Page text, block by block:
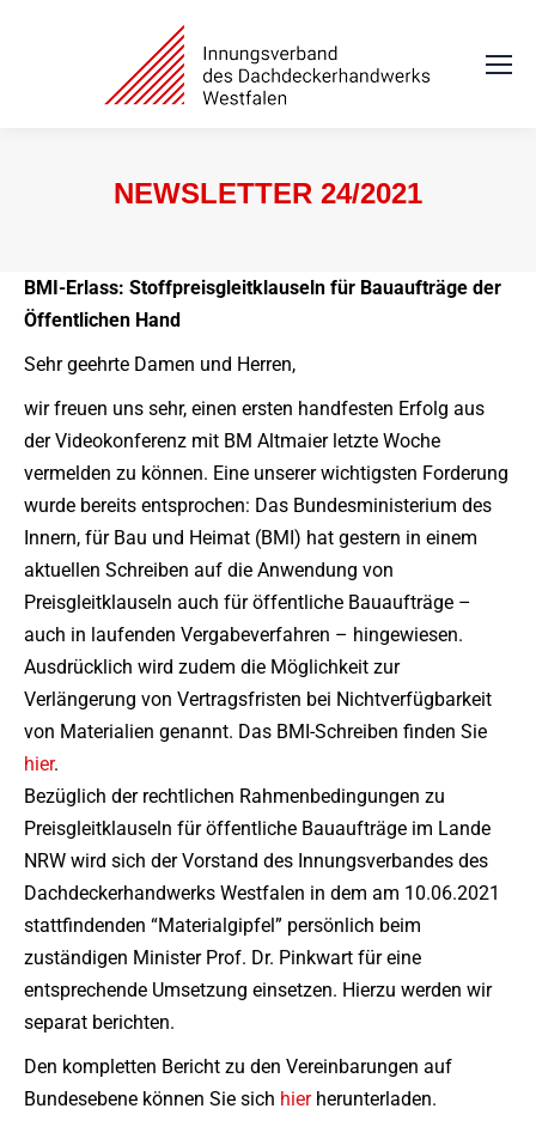
NEWSLETTER 24/2021
BMI-Erlass: Stoffpreisgleitklauseln für Bauaufträge der
Öffentlichen Hand
Sehr geehrte Damen und Herren,
wir freuen uns sehr, einen ersten handfesten Erfolg aus
der Videokonferenz mit BM Altmaier letzte Woche
vermelden zu können. Eine unserer wichtigsten Forderung
wurde bereits entsprochen: Das Bundesministerium des
Innern, für Bau und Heimat (BMI) hat gestern in einem
aktuellen Schreiben auf die Anwendung von
Preisgleitklauseln auch für öffentliche Bauaufträge –
auch in laufenden Vergabeverfahren – hingewiesen.
Ausdrücklich wird zudem die Möglichkeit zur
Verlängerung von Vertragsfristen bei Nichtverfügbarkeit
von Materialien genannt. Das BMI-Schreiben finden Sie
hier.
Bezüglich der rechtlichen Rahmenbedingungen zu
Preisgleitklauseln für öffentliche Bauaufträge im Lande
NRW wird sich der Vorstand des Innungsverbandes des
Dachdeckerhandwerks Westfalen in dem am 10.06.2021
stattfindenden “Materialgipfel” persönlich beim
zuständigen Minister Prof. Dr. Pinkwart für eine
entsprechende Umsetzung einsetzen. Hierzu werden wir
separat berichten.
Den kompletten Bericht zu den Vereinbarungen auf
Bundesebene können Sie sich hierherunterladen.